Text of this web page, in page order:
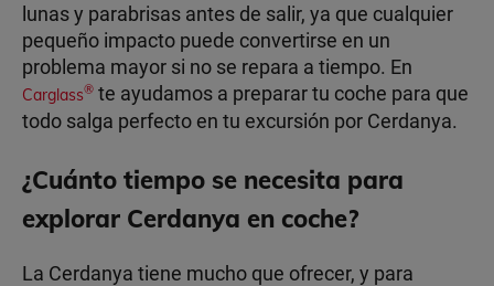
lunas y parabrisas antes de salir, ya que cualquier
pequeño impacto puede convertirse en un
problema mayor si no se repara a tiempo. En
Carglass® te ayudamos a preparar tu coche para que
todo salga perfecto en tu excursión por Cerdanya.
¿Cuánto tiempo se necesita para
explorar Cerdanya en coche?
La Cerdanya tiene mucho que ofrecer, y para